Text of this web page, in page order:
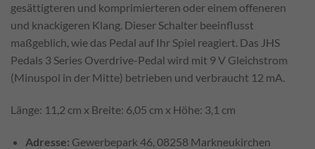
gesättigteren und komprimierteren oder einem offeneren
und knackigeren Klang. Dieser Schalter beeinflusst
maßgeblich, wie das Pedal auf Ihr Spiel reagiert. Das JHS
Pedals 3 Series Overdrive-Pedal wird mit 9 V Gleichstrom
(Minuspol in der Mitte) betrieben und verbraucht 12 mA.
Länge: 11,2 cm x Breite: 6,05 cm x Höhe: 3,1 cm
Adresse: Gewerbepark 46, 08258 Markneukirchen